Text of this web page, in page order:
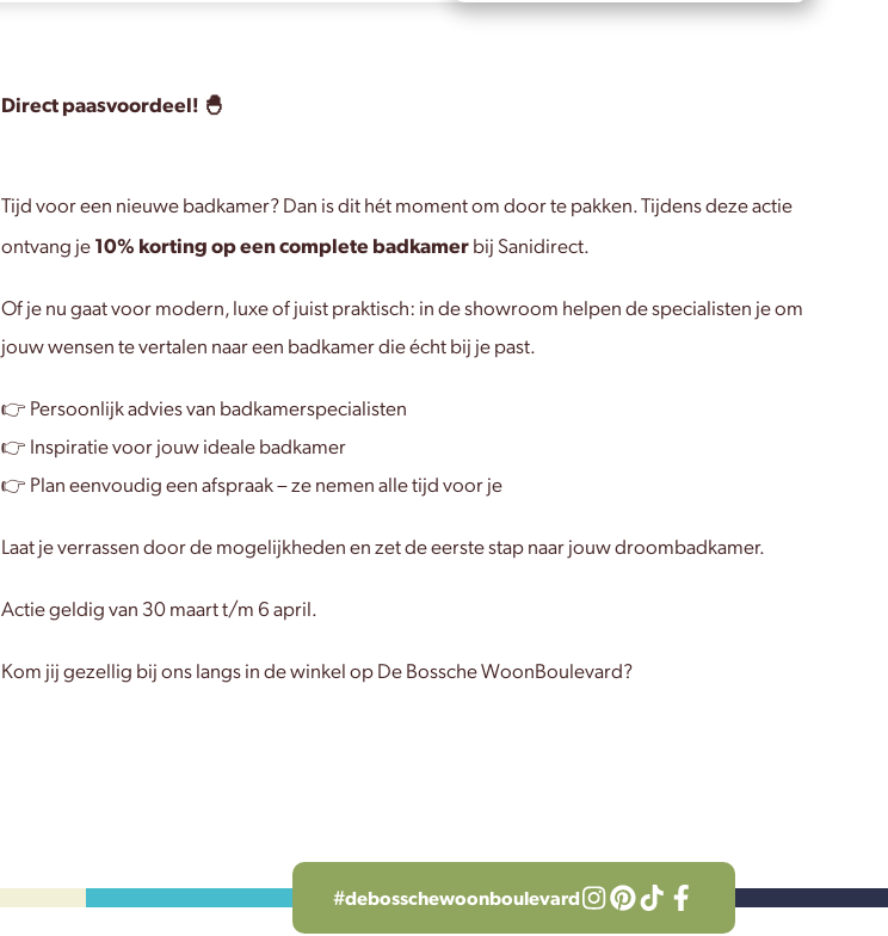
Direct paasvoordeel! 🐣
Tijd voor een nieuwe badkamer? Dan is dit hét moment om door te pakken. Tijdens deze actie
ontvang je 10% korting op een complete badkamer bij Sanidirect.
Of je nu gaat voor modern, luxe of juist praktisch: in de showroom helpen de specialisten je om
jouw wensen te vertalen naar een badkamer die écht bij je past.
👉 Persoonlijk advies van badkamerspecialisten
👉 Inspiratie voor jouw ideale badkamer
👉 Plan eenvoudig een afspraak – ze nemen alle tijd voor je
Laat je verrassen door de mogelijkheden en zet de eerste stap naar jouw droombadkamer.
Actie geldig van 30 maart t/m 6 april.
Kom jij gezellig bij ons langs in de winkel op De Bossche WoonBoulevard?
#debosschewoonboulevard